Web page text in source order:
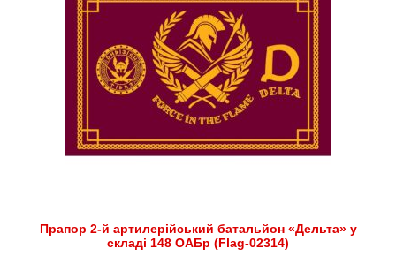
Прапор 2-й артилерійський батальйон «Дельта» у
складі 148 ОАБр (Flag-02314)